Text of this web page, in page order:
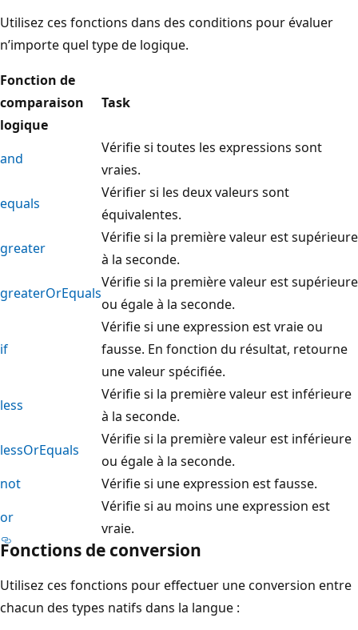
Utilisez ces fonctions dans des conditions pour évaluer
n’importe quel type de logique.
Fonction de
comparaison
logique
Task
and
Vérifie si toutes les expressions sont
vraies.
equals
Vérifier si les deux valeurs sont
équivalentes.
greater
Vérifie si la première valeur est supérieure
à la seconde.
greaterOrEquals
Vérifie si la première valeur est supérieure
ou égale à la seconde.
if
Vérifie si une expression est vraie ou
fausse. En fonction du résultat, retourne
une valeur spécifiée.
less
Vérifie si la première valeur est inférieure
à la seconde.
lessOrEquals
Vérifie si la première valeur est inférieure
ou égale à la seconde.
not
Vérifie si une expression est fausse.
or
Vérifie si au moins une expression est
vraie.
Fonctions de conversion
Utilisez ces fonctions pour effectuer une conversion entre
chacun des types natifs dans la langue :